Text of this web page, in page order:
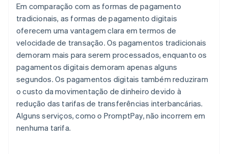
Em comparação com as formas de pagamento
tradicionais, as formas de pagamento digitais
oferecem uma vantagem clara em termos de
velocidade de transação. Os pagamentos tradicionais
demoram mais para serem processados, enquanto os
pagamentos digitais demoram apenas alguns
segundos. Os pagamentos digitais também reduziram
o custo da movimentação de dinheiro devido à
redução das tarifas de transferências interbancárias.
Alguns serviços, como o PromptPay, não incorrem em
nenhuma tarifa.